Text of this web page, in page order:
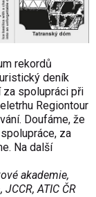
rekordů
deník
za spolupráci při
Regiontour
Doufáme, že
za
Na další
akademie,
ATIC ČR